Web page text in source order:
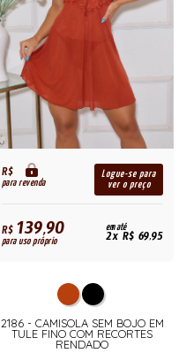
R$
para revenda
Logue-se para
ver o preço
R$139,90
para uso próprio
em até
2x R$ 69,95
2186 - CAMISOLA SEM BOJO EM
TULE FINO COM RECORTES
RENDADO